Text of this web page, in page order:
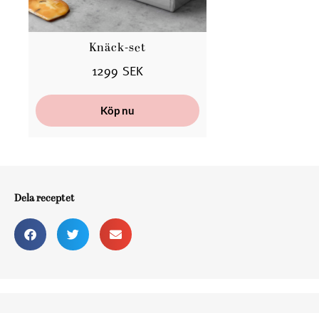
Knäck-set
1299 SEK
Köp nu
Dela receptet